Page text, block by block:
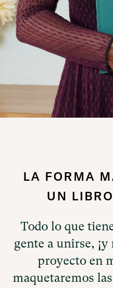
LA FORMA
UN
Todo lo que
gente a unirse,
proyecto en
maquetaremos